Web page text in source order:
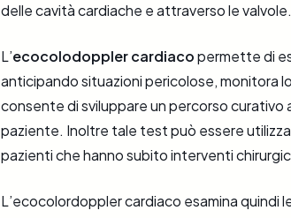
delle cavità cardiache e attraverso le valvole.
L’ecocolodoppler cardiacopermette di
anticipando situazioni pericolose, monitora
consente di sviluppare un percorso
paziente. Inoltre tale test può essere
pazienti che hanno subito interventi
L’ecocolordoppler cardiaco esamina quindi